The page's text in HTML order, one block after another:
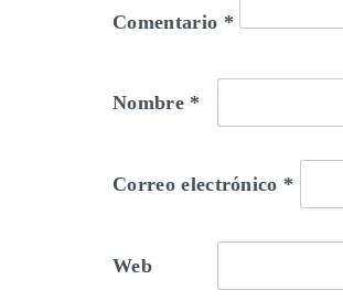
Comentario *
Nombre *
Correo electrónico *
Web